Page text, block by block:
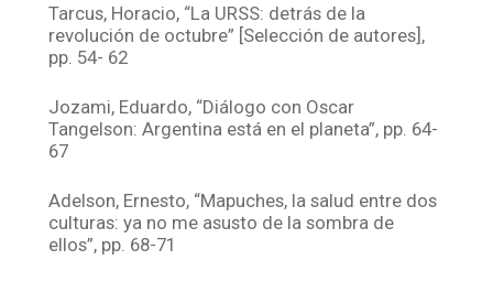
Tarcus, Horacio, “La URSS: detrás de la
revolución de octubre” [Selección de autores],
pp. 54- 62
Jozami, Eduardo, “Diálogo con Oscar
Tangelson: Argentina está en el planeta”, pp. 64-
67
Adelson, Ernesto, “Mapuches, la salud entre dos
culturas: ya no me asusto de la sombra de
ellos”, pp. 68-71